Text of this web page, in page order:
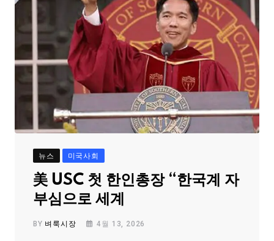
뉴스 미국사회
美 USC 첫 한인총장 “한국계 자
부심으로 세계
BY 벼룩시장 4월 13, 2026